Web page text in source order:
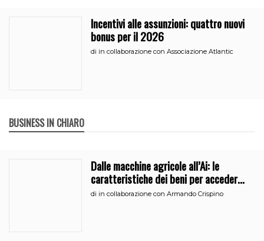
Incentivi alle assunzioni: quattro nuovi
bonus per il 2026
di in collaborazione con Associazione Atlantic
BUSINESS IN CHIARO
Dalle macchine agricole all’Ai: le
caratteristiche dei beni per accedere
all’iperammortamento
di in collaborazione con Armando Crispino